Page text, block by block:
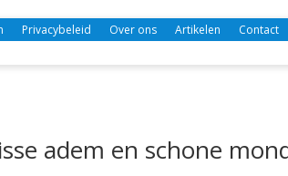
Privacybeleid Over ons Artikelen Contact
adem en schone